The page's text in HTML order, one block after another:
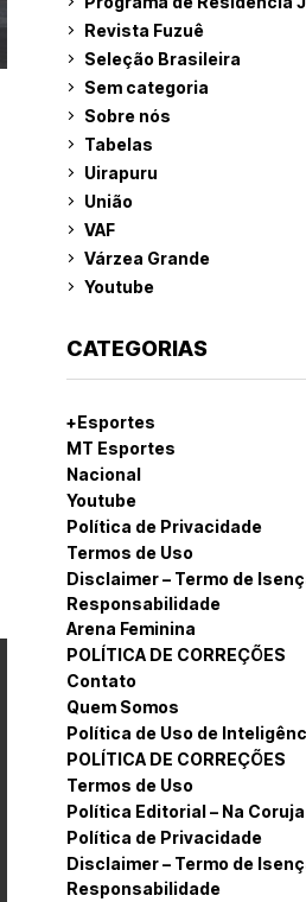
Revista Fuzuê
Seleção Brasileira
Sem categoria
Sobre nós
Tabelas
Uirapuru
União
VAF
Várzea Grande
Youtube
CATEGORIAS
+Esportes
MT Esportes
Nacional
Youtube
Política de Privacidade
Termos de Uso
Disclaimer – Termo de
Responsabilidade
Arena Feminina
POLÍTICA DE CORREÇÕES
Contato
Quem Somos
Política de Uso de
POLÍTICA DE CORREÇÕES
Termos de Uso
Política Editorial – Na Coruja
Política de Privacidade
Disclaimer – Termo de
Responsabilidade